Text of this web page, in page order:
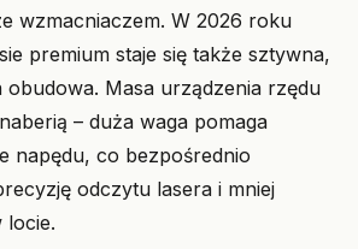
wzmacniaczem. W 2026 roku
premium staje się także sztywna,
Masa urządzenia rzędu
– duża waga pomaga
napędu, co bezpośrednio
odczytu lasera i mniej
locie.